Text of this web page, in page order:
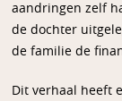
aandringen zelf
de dochter
de familie de
Dit verhaal heeft